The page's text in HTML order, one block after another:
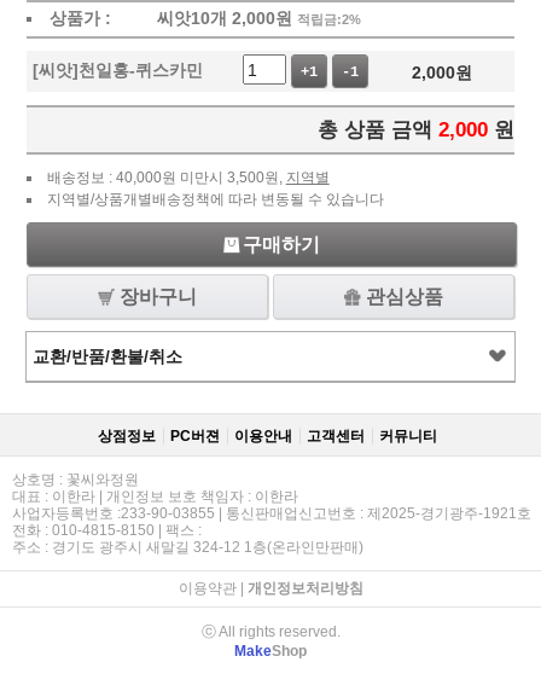
상품가 : 씨앗10개 2,000원 적립금:2%
[씨앗]천일홍-퀴스카민 +1 -1 2,000원
총 상품 금액 2,000 원
배송정보 : 40,000원 미만시 3,500원, 지역별
지역별/상품개별배송정책에 따라 변동될 수 있습니다
구매하기
장바구니 관심상품
교환/반품/환불/취소
상점정보 PC버젼 이용안내 고객센터 커뮤니티
상호명 : 꽃씨와정원
대표 : 이한라 | 개인정보 보호 책임자 : 이한라
사업자등록번호 :233-90-03855 | 통신판매업신고번호 : 제2025-경기광주-1921호
전화 : 010-4815-8150 | 팩스 :
주소 : 경기도 광주시 새말길 324-12 1층(온라인만판매)
이용약관| 개인정보처리방침
ⓒ All rights reserved.
MakeShop